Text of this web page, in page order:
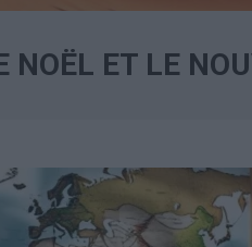
NOËL ET LE